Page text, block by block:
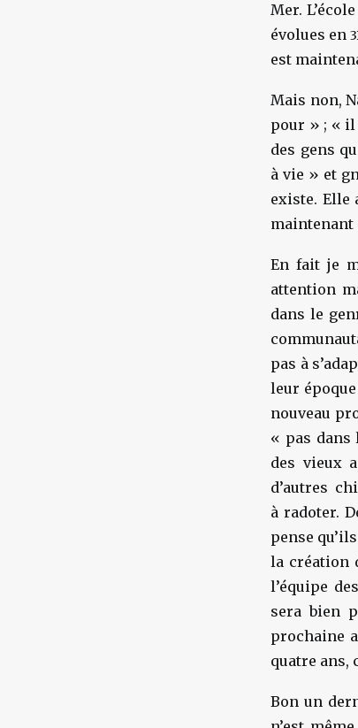
Mer.
évolues en
est
Mais non,
pour » ; « il
des gens
à vie » et
existe.
maintenant
En fait je
attention
dans le
pas à
leur
nouveau
« pas dans
des vieux
d’autres
à radoter.
pense
la création
l’équipe
sera bien
prochaine
quatre ans,
Bon un